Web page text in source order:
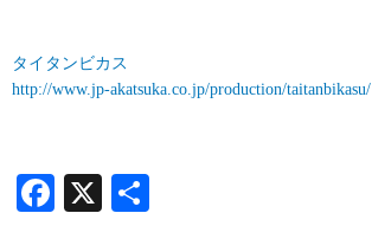
タイタンビカス
http://www.jp-akatsuka.co.jp/production/taitanbikasu/
Facebook
X